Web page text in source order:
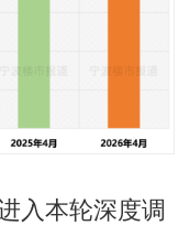
本轮深度调